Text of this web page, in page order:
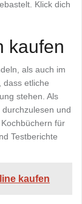
Klick dich
kaufen
als auch im
dass etliche
stehen. Als
und
für
Testberichte
kaufen